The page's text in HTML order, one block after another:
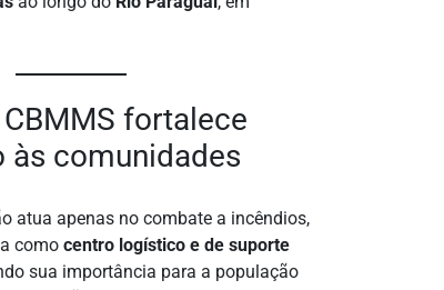
fortalece
às comunidades
atua apenas no combate a incêndios,
como centro logístico e de suporte
sua importância para a população